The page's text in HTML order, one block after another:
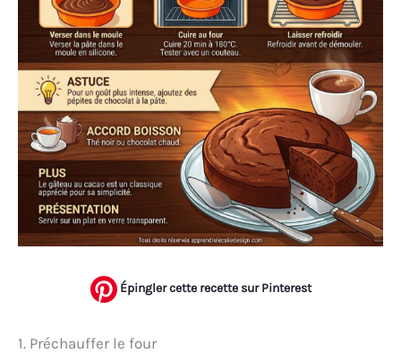
Épingler cette recette sur Pinterest
1. Préchauffer le four